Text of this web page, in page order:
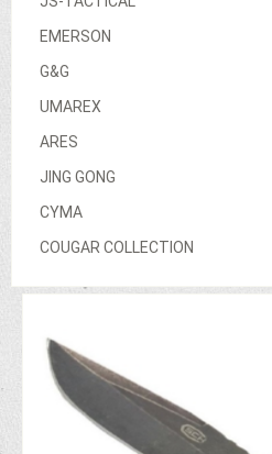
EMERSON
G&G
UMAREX
ARES
JING GONG
CYMA
COUGAR COLLECTION